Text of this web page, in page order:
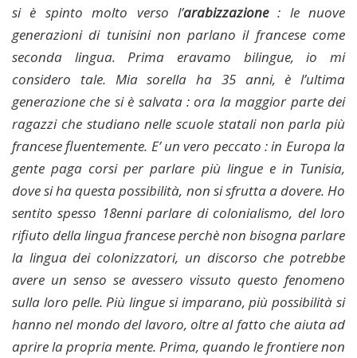
si è spinto molto verso l’arabizzazione: le nuove
generazioni di tunisini non parlano il francese come
seconda lingua. Prima eravamo bilingue, io mi
considero tale. Mia sorella ha 35 anni, è l’ultima
generazione che si è salvata : ora la maggior parte dei
ragazzi che studiano nelle scuole statali non parla più
francese fluentemente. E’ un vero peccato : in Europa la
gente paga corsi per parlare più lingue e in Tunisia,
dove si ha questa possibilità, non si sfrutta a dovere. Ho
sentito spesso 18enni parlare di colonialismo, del loro
rifiuto della lingua francese perchè non bisogna parlare
la lingua dei colonizzatori, un discorso che potrebbe
avere un senso se avessero vissuto questo fenomeno
sulla loro pelle. Più lingue si imparano, più possibilità si
hanno nel mondo del lavoro, oltre al fatto che aiuta ad
aprire la propria mente. Prima, quando le frontiere non